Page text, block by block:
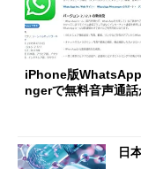
iPhone版
ngerで無料音声通
日